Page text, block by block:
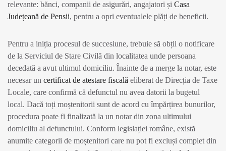
relevante: bănci, companii de asigurări, angajatori și Casa
Județeană de Pensii, pentru a opri eventualele plăți de beneficii.
Pentru a iniția procesul de succesiune, trebuie să obții o notificare
de la Serviciul de Stare Civilă din localitatea unde persoana
decedată a avut ultimul domiciliu. Înainte de a merge la notar, este
necesar un certificat de atestare fiscală eliberat de Direcția de Taxe
Locale, care confirmă că defunctul nu avea datorii la bugetul
local. Dacă toți moștenitorii sunt de acord cu împărțirea bunurilor,
procedura poate fi finalizată la un notar din zona ultimului
domiciliu al defunctului. Conform legislației române, există
anumite categorii de moștenitori care nu pot fi excluși complet din